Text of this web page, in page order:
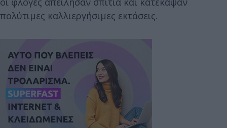
πολύτιμες καλλιεργήσιμες εκτάσεις.